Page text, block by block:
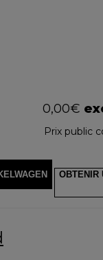
0,00€
Prix public
OBTENIR